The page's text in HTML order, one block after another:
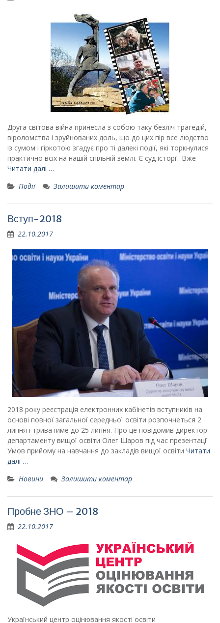
Друга світова війна принесла з собою таку безліч трагедій,
віроломства і зруйнованих доль, що до цих пір все людство
із сумом і гіркотою згадує про ті далекі події, які торкнулися
практично всіх на нашій спільній землі. Є суд історії. Вже
Читати далі …
Події
Залишити коментар
Вступ-2018
22.10.2017
2018 року реєстрація електронних кабінетів вступників на
основі повної загальної середньої освіти розпочнеться 2
липня і триватиме до 25 липня. Про це повідомив директор
департаменту вищої освіти Олег Шаров під час презентації
Умов прийому на навчання до закладів вищої освіти Читати
далі …
Новини
Залишити коментар
Пробне ЗНО – 2018
22.10.2017
Український центр оцінювання якості освіти